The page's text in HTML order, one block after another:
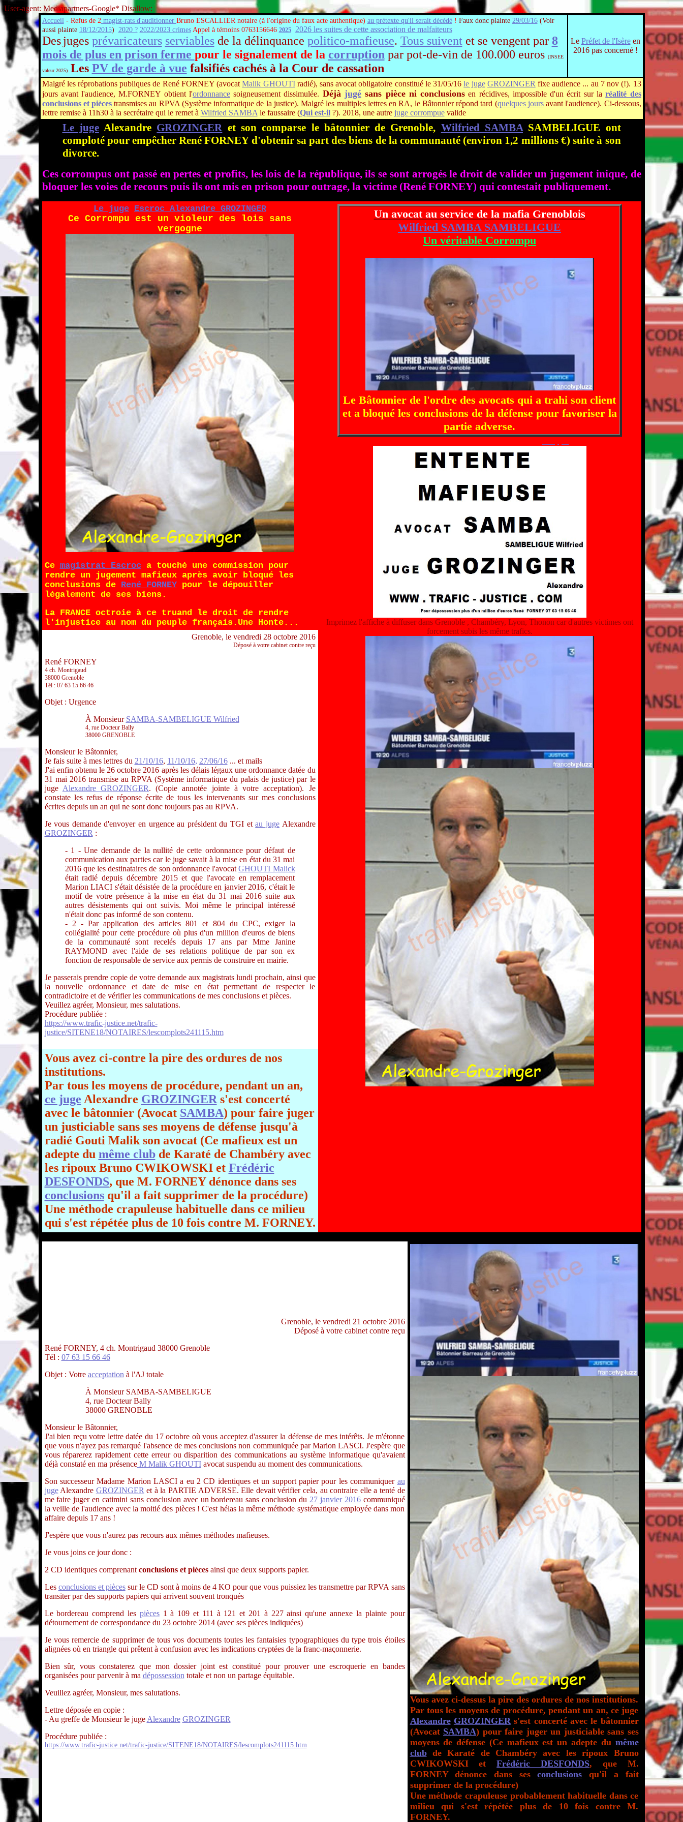
User-agent: Mediapartners-Google* Disallow:
Accueil - Refus de 2magist-rats d'auditionner Bruno ESCALLIER notaire (à l'origine du faux acte authentique) au prétexte qu'il serait décédé! Faux donc plainte 29/03/16(Voir
aussi plainte 18/12/2015) 2020 ? 2022/2023 crimesAppel à témoins 0763156646 2025 2026 les suites de cette association de malfaiteurs
Des juges prévaricateurs serviablesde la délinquance politico-mafieuse. Tous suiventet se vengent par 8
mois de plus en prison ferme pour le signalement de la corruption par pot-de-vin de 100.000 euros (INSEE
valeur 2025) Les PV de garde à vue falsifiés cachés à la Cour de cassation
Le Préfet de l'Isèreen
2016 pas concerné !
Malgré les réprobations publiques de René FORNEY (avocatMalik GHOUTIradié), sans avocat obligatoire constitué le 31/05/16le juge GROZINGER fixe audience ... au 7 nov (!). 13
jours avant l'audience, M.FORNEY obtient l'ordonnancesoigneusement dissimulée. Déjà jugésans pièce ni conclusions en récidives, impossible d'un écrit sur laréalité des
conclusions et piècestransmises au RPVA (Système informatique de la justice). Malgré les multiples lettres en RA, le Bâtonnier répond tard (quelques joursavant l'audience). Ci-dessous,
lettre remise à 11h30 à la secrétaire qui le remet à Wilfried SAMBA le faussaire (Qui est-il?). 2018, une autre juge corrompuevalide
Le jugeAlexandre GROZINGERet son comparse le bâtonnier de Grenoble, Wilfried SAMBASAMBELIGUE ont
comploté pour empêcher René FORNEY d'obtenir sa part des biens de la communauté (environ 1,2 millions €) suite à son
divorce.
Ces corrompus ont passé en pertes et profits, les lois de la république, ils se sont arrogés le droit de valider un jugement inique, de
bloquer les voies de recours puis ils ont mis en prison pour outrage, la victime (René FORNEY) qui contestait publiquement.
Le juge Escroc Alexandre GROZINGER
Ce Corrompu est un violeur des lois sans
vergogne
Ce magistrat Escroc a touché une commission pour
rendre un jugement mafieux après avoir bloqué les
conclusions de René FORNEYpour le dépouiller
légalement de ses biens.
La FRANCE octroie à ce truand le droit de rendre
l'injustice au nom du peuple français.Une Honte...
Un avocat au service de la mafia Grenoblois
Wilfried SAMBA SAMBELIGUE
Un véritable Corrompu
Le Bâtonnier de l'ordre des avocats qui a trahi son client
et a bloqué les conclusions de la défense pour favoriser la
partie adverse.
Imprimez l'affiche à diffuser dans Grenoble , Chambéry, Lyon, Thonon car d'autres victimes ont
forcement subis les même trafics.
Grenoble, le vendredi 28 octobre 2016
Déposé à votre cabinet contre reçu
René FORNEY
4 ch. Montrigaud
38000 Grenoble
Tél : 07 63 15 66 46
Objet : Urgence
À Monsieur SAMBA-SAMBELIGUE Wilfried
4, rue Docteur Bally
38000 GRENOBLE
Monsieur le Bâtonnier,
Je fais suite à mes lettres du 21/10/16, 11/10/16, 27/06/16... et mails
J'ai enfin obtenu le 26 octobre 2016 après les délais légaux une ordonnance datée du
31 mai 2016 transmise au RPVA (Système informatique du palais de justice) par le
juge Alexandre GROZINGER. (Copie annotée jointe à votre acceptation). Je
constate les refus de réponse écrite de tous les intervenants sur mes conclusions
écrites depuis un an qui ne sont donc toujours pas au RPVA.
Je vous demande d'envoyer en urgence au président du TGI etau jugeAlexandre
GROZINGER :
- 1 - Une demande de la nullité de cette ordonnance pour défaut de
communication aux parties car le juge savait à la mise en état du 31 mai
2016 que les destinataires de son ordonnance l'avocatGHOUTI Malick
était radié depuis décembre 2015 et que l'avocate en remplacement
Marion LIACI s'était désistée de la procédure en janvier 2016, c'était le
motif de votre présence à la mise en état du 31 mai 2016 suite aux
autres désistements qui ont suivis. Moi même le principal intéressé
n'était donc pas informé de son contenu.
- 2 - Par application des articles 801 et 804 du CPC, exiger la
collégialité pour cette procédure où plus d'un million d'euros de biens
de la communauté sont recelés depuis 17 ans par Mme Janine
RAYMOND avec l'aide de ses relations politique de par son ex
fonction de responsable de service aux permis de construire en mairie.
Je passerais prendre copie de votre demande aux magistrats lundi prochain, ainsi que
la nouvelle ordonnance et date de mise en état permettant de respecter le
contradictoire et de vérifier les communications de mes conclusions et pièces.
Veuillez agréer, Monsieur, mes salutations.
Procédure publiée :
https://www.trafic-justice.net/trafic-
justice/SITENE18/NOTAIRES/lescomplots241115.htm
Vous avez ci-contre la pire des ordures de nos
institutions.
Par tous les moyens de procédure, pendant un an,
ce juge Alexandre GROZINGER s'est concerté
avec le bâtonnier (Avocat SAMBA) pour faire juger
un justiciable sans ses moyens de défense jusqu'à
radié Gouti Malik son avocat (Ce mafieux est un
adepte du même clubde Karaté de Chambéry avec
les ripoux Bruno CWIKOWSKI et Frédéric
DESFONDS, que M. FORNEY dénonce dans ses
conclusionsqu'il a fait supprimer de la procédure)
Une méthode crapuleuse habituelle dans ce milieu
qui s'est répétée plus de 10 fois contre M. FORNEY.
Grenoble, le vendredi 21 octobre 2016
Déposé à votre cabinet contre reçu
René FORNEY, 4 ch. Montrigaud 38000 Grenoble
Tél : 07 63 15 66 46
Objet : Votre acceptation à l'AJ totale
À Monsieur SAMBA-SAMBELIGUE
4, rue Docteur Bally
38000 GRENOBLE
Monsieur le Bâtonnier,
J'ai bien reçu votre lettre datée du 17 octobre où vous acceptez d'assurer la défense de mes intérêts. Je m'étonne
que vous n'ayez pas remarqué l'absence de mes conclusions non communiquée par Marion LASCI. J'espère que
vous réparerez rapidement cette erreur ou disparition des communications au système informatique qu'avaient
déjà constaté en ma présenceM Malik GHOUTIavocat suspendu au moment des communications.
Son successeur Madame Marion LASCI a eu 2 CD identiques et un support papier pour les communiquer au
jugeAlexandre GROZINGER et à la PARTIE ADVERSE. Elle devait vérifier cela, au contraire elle a tenté de
me faire juger en catimini sans conclusion avec un bordereau sans conclusion du 27 janvier 2016communiqué
la veille de l'audience avec la moitié des pièces ! C'est hélas la même méthode systématique employée dans mon
affaire depuis 17 ans !
J'espère que vous n'aurez pas recours aux mêmes méthodes mafieuses.
Je vous joins ce jour donc :
2 CD identiques comprenant conclusions et pièces ainsi que deux supports papier.
Les conclusions et piècessur le CD sont à moins de 4 KO pour que vous puissiez les transmettre par RPVA sans
transiter par des supports papiers qui arrivent souvent tronqués
Le bordereau comprend les pièces1 à 109 et 111 à 121 et 201 à 227 ainsi qu'une annexe la plainte pour
détournement de correspondance du 23 octobre 2014 (avec ses pièces indiquées)
Je vous remercie de supprimer de tous vos documents toutes les fantaisies typographiques du type trois étoiles
alignées où en triangle qui prêtent à confusion avec les indications cryptées de la franc-maçonnerie.
Bien sûr, vous constaterez que mon dossier joint est constitué pour prouver une escroquerie en bandes
organisées pour parvenir à ma dépossession totale et non un partage équitable.
Veuillez agréer, Monsieur, mes salutations.
Lettre déposée en copie :
- Au greffe de Monsieur le juge Alexandre GROZINGER
Procédure publiée :
https://www.trafic-justice.net/trafic-justice/SITENE18/NOTAIRES/lescomplots241115.htm
Vous avez ci-dessus la pire des ordures de nos institutions.
Par tous les moyens de procédure, pendant un an, ce juge
Alexandre GROZINGERs'est concerté avec le bâtonnier
(Avocat SAMBA) pour faire juger un justiciable sans ses
moyens de défense (Ce mafieux est un adepte du même
clubde Karaté de Chambéry avec les ripoux Bruno
CWIKOWSKI etFrédéric DESFONDS, que M.
FORNEY dénonce dans sesconclusions qu'il a fait
supprimer de la procédure)
Une méthode crapuleuse probablement habituelle dans ce
milieu qui s'est répétée plus de 10 fois contre M.
FORNEY.